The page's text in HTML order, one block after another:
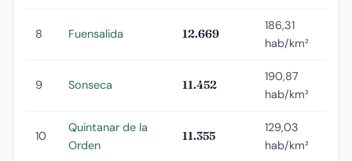
8 Fuensalida 12.669
186,31
hab/km²
9 Sonseca 11.452
190,87
hab/km²
10
Quintanar de la
Orden
11.355
129,03
hab/km²